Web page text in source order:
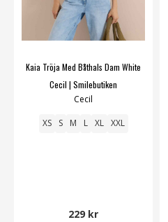
Kaia Tröja Med Båthals Dam White
Cecil | Smilebutiken
Cecil
XS S M L XL XXL
229 kr